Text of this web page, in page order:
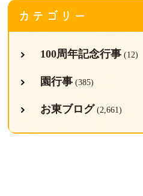
カテゴリー
100周年記念行事(12)
園行事(385)
お東ブログ (2,661)